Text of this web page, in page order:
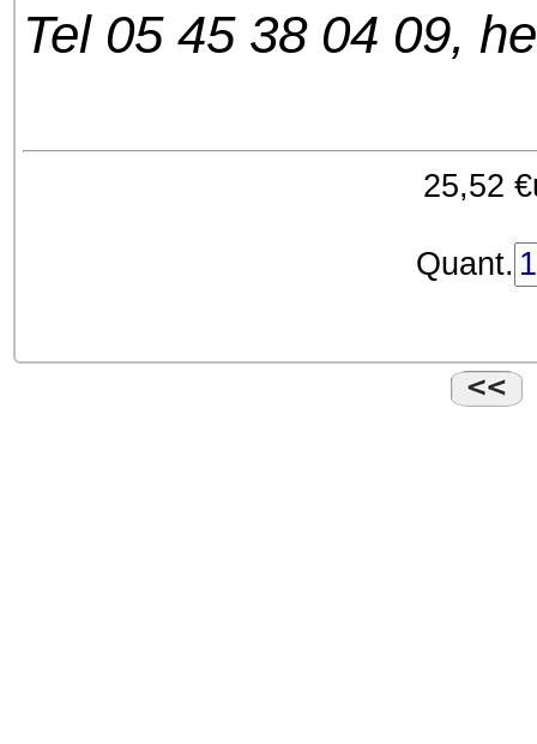
Tel 05 45 38 04 09,
25,52
Quant.